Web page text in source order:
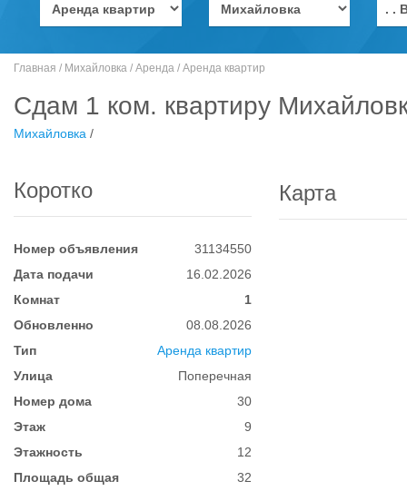
. .
Главная / Михайловка / Аренда / Аренда квартир
Сдам 1 ком. квартиру
Михайловка /
Коротко
Номер объявления
31134550
Дата подачи
16.02.2026
Комнат
1
Обновленно
08.08.2026
Тип
Аренда квартир
Улица
Поперечная
Номер дома
30
Этаж
9
Этажность
12
Площадь общая
32
Карта